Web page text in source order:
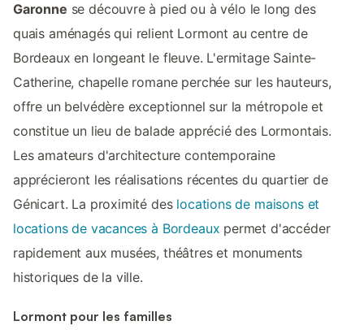
Garonne se découvre à pied ou à vélo le long des
quais aménagés qui relient Lormont au centre de
Bordeaux en longeant le fleuve. L'ermitage Sainte-
Catherine, chapelle romane perchée sur les hauteurs,
offre un belvédère exceptionnel sur la métropole et
constitue un lieu de balade apprécié des Lormontais.
Les amateurs d'architecture contemporaine
apprécieront les réalisations récentes du quartier de
Génicart. La proximité des locations de maisons et
locations de vacances à Bordeaux permet d'accéder
rapidement aux musées, théâtres et monuments
historiques de la ville.
Lormont pour les familles